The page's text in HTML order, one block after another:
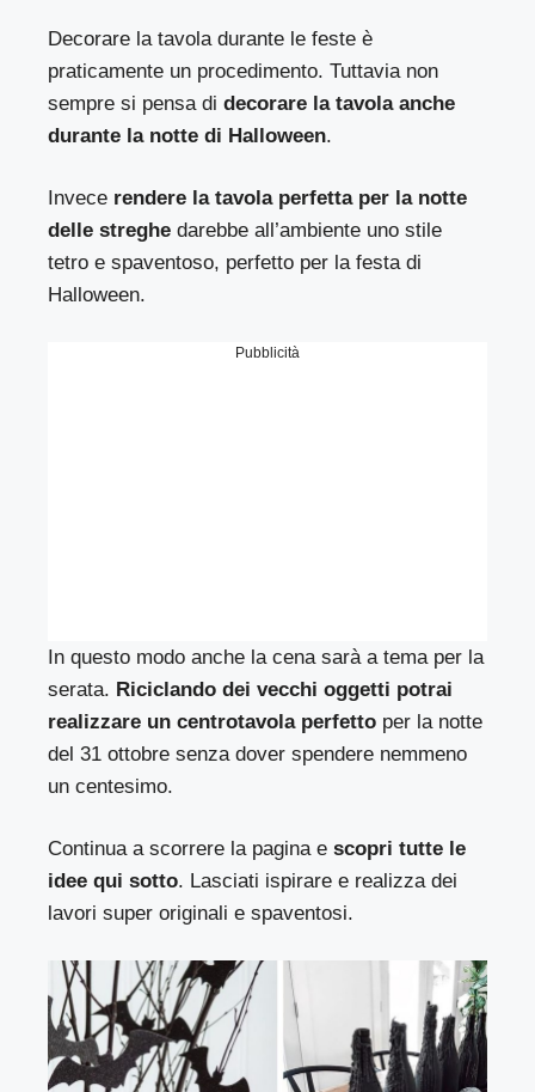
Decorare la tavola durante le feste è
praticamente un procedimento. Tuttavia non
sempre si pensa didecorare la tavola anche
durante la notte di Halloween.
Invece rendere la tavola perfetta per la notte
delle streghe darebbe all’ambiente uno stile
tetro e spaventoso, perfetto per la festa di
Halloween.
Pubblicità
In questo modo anche la cena sarà a tema per la
serata. Riciclando dei vecchi oggetti potrai
realizzare un centrotavola perfetto per la notte
del 31 ottobre senza dover spendere nemmeno
un centesimo.
Continua a scorrere la pagina e scopri tutte le
idee qui sotto. Lasciati ispirare e realizza dei
lavori super originali e spaventosi.